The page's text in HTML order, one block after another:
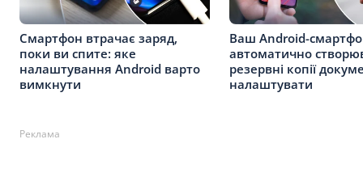
Смартфон втрачає заряд,
поки ви спите: яке
налаштування Android варто
вимкнути
Ваш Android-
автоматично
резервні копії
налаштувати
Реклама